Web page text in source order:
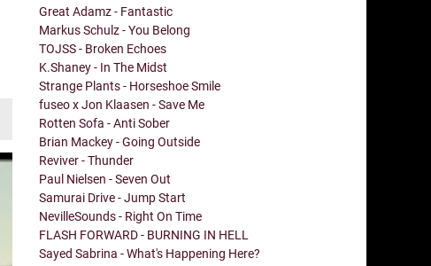
Great Adamz - Fantastic
Markus Schulz - You Belong
TOJSS - Broken Echoes
K.Shaney - In The Midst
Strange Plants - Horseshoe Smile
fuseo x Jon Klaasen - Save Me
Rotten Sofa - Anti Sober
Brian Mackey - Going Outside
Reviver - Thunder
Paul Nielsen - Seven Out
Samurai Drive - Jump Start
NevilleSounds - Right On Time
FLASH FORWARD - BURNING IN HELL
Sayed Sabrina - What's Happening Here?